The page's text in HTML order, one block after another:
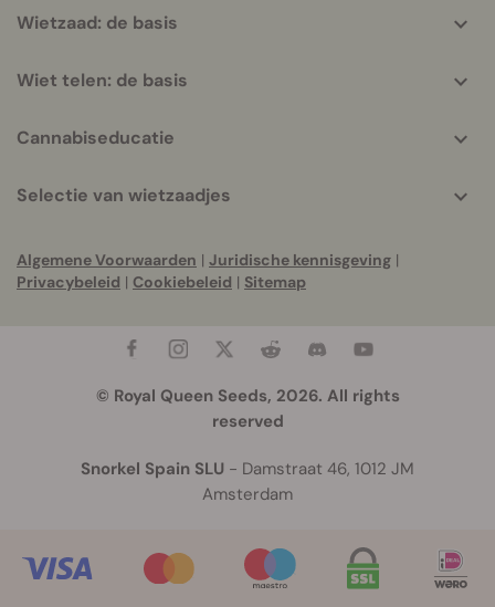
Wietzaad: de basis
Wiet telen: de basis
Cannabiseducatie
Selectie van wietzaadjes
Algemene Voorwaarden | Juridische kennisgeving |
Privacybeleid | Cookiebeleid | Sitemap
© Royal Queen Seeds, 2026. All rights
reserved
Snorkel Spain SLU - Damstraat 46, 1012 JM
Amsterdam